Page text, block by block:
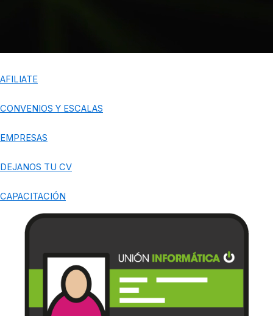
AFILIATE
CONVENIOS Y ESCALAS
EMPRESAS
DEJANOS TU CV
CAPACITACIÓN